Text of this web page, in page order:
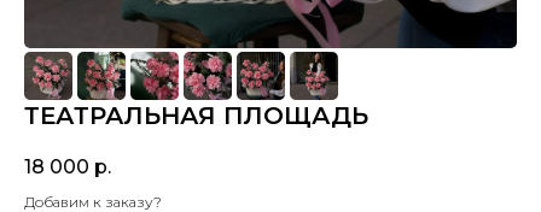
ТЕАТРАЛЬНАЯ ПЛОЩАДЬ
18 000 р.
Добавим к заказу?